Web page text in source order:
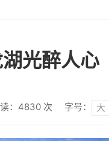
光醉人心
： 4830 次 字号： 大